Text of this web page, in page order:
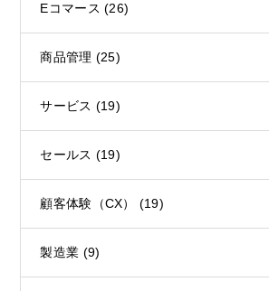
Eコマース(26)
商品管理 (25)
サービス (19)
セールス (19)
顧客体験（CX） (19)
製造業 (9)